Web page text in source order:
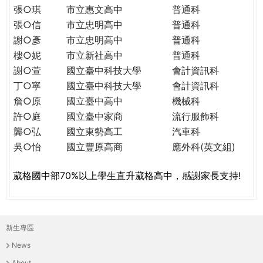
WORLD
TOMORROW
PUTTING
YOU
ON
THE
PATH
GLOBAL
CITIZENSHIP
張○琪 市立惠文高中
普通科
張○信
市立忠明高中
普通科
謝○彥
市立忠明高中
普通科
樓○妮
市立新社高中
普通科
謝○萱
國立臺中科技大學
會計資訊科
丁○寧
國立臺中科技大學
會計資訊科
詹○原
國立臺中高中
機械科
許○庭
國立臺中家商
流行服飾科
龔○弘
國立東勢高工
汽車科
吳○怡
國立豐原高商 應外科(英文組)
葳格國中部70%以上學生直升葳格高中，感謝家長支持!
主
選
新生專區
News